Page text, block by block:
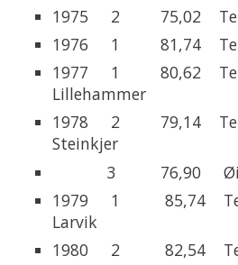
1975 2 75,02 Terje
1976 1 81,74 Terje
1977 1 80,62
Lillehammer
1978 2 79,14
Steinkjer
3 76,90
1979 1 85,74
Larvik
1980 2 82,54 Terje